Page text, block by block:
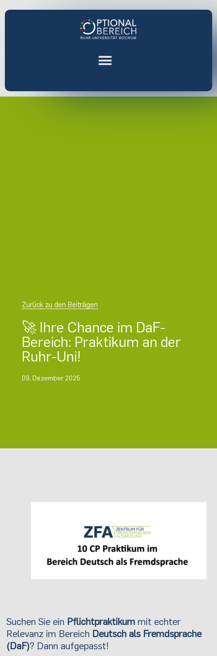
Zurück zu den Beiträgen
🚀 Ihre Chance im DaF-
Bereich: Praktikum an der
Ruhr-Uni!
09. Dezember 2025
Suchen Sie ein Pflichtpraktikum mit echter
Relevanz im Bereich Deutsch als Fremdsprache
(DaF)? Dann aufgepasst!